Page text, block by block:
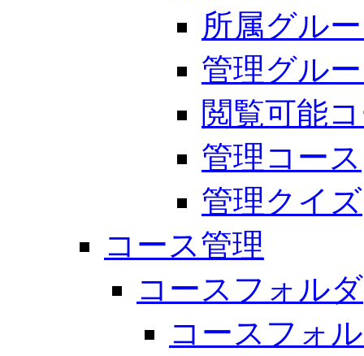
所属グル
管理グル
閲覧可能
管理コース
管理クイズ
コース管理
コースフォルダ
コースフォ